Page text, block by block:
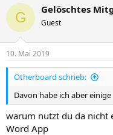
k
i
e
n
G Gelöschtes
Guest
10. Mai 2019
Otherboard schrieb:
Davon habe ich aber einige
warum nutzt du da nicht
Word App